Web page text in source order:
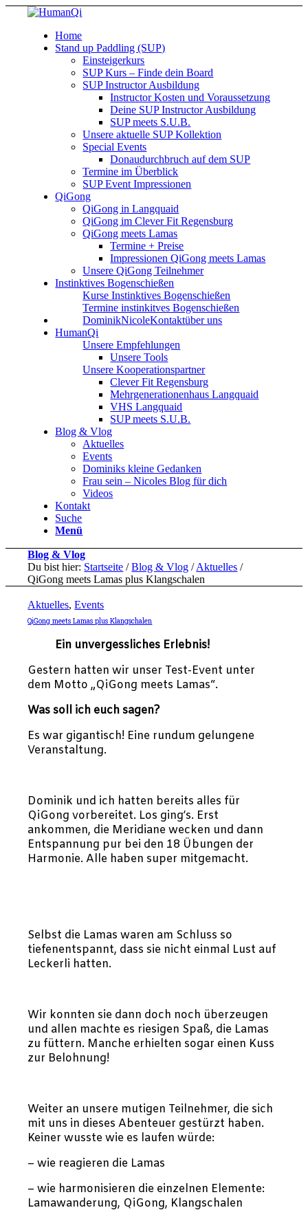
Home
Stand up Paddling (SUP)
Einsteigerkurs
SUP Kurs – Finde dein Board
SUP Instructor Ausbildung
Instructor Kosten und Voraussetzung
Deine SUP Instructor Ausbildung
SUP meets S.U.B.
Unsere aktuelle SUP Kollektion
Special Events
Donaudurchbruch auf dem SUP
Termine im Überblick
SUP Event Impressionen
QiGong
QiGong in Langquaid
QiGong im Clever Fit Regensburg
QiGong meets Lamas
Termine + Preise
Impressionen QiGong meets Lamas
Unsere QiGong Teilnehmer
Instinktives Bogenschießen
Kurse Instinktives Bogenschießen
Termine instinkitves Bogenschießen
über uns
DominikNicoleKontakt
HumanQi
Unsere Empfehlungen
Unsere Tools
Unsere Kooperationspartner
Clever Fit Regensburg
Mehrgenerationenhaus Langquaid
VHS Langquaid
SUP meets S.U.B.
Blog & Vlog
Aktuelles
Events
Dominiks kleine Gedanken
Frau sein – Nicoles Blog für dich
Videos
Kontakt
Suche
Menü
Blog & Vlog
Du bist hier: Startseite / Blog & Vlog / Aktuelles /
QiGong meets Lamas plus Klangschalen
Aktuelles,Events
QiGong meets Lamas plus Klangschalen
Ein unvergessliches Erlebnis!
Gestern hatten wir unser Test-Event unter
dem Motto „QiGong meets Lamas“.
Was soll ich euch sagen?
Es war gigantisch! Eine rundum gelungene
Veranstaltung.
Dominik und ich hatten bereits alles für
QiGong vorbereitet. Los ging’s. Erst
ankommen, die Meridiane wecken und dann
Entspannung pur bei den 18 Übungen der
Harmonie. Alle haben super mitgemacht.
Selbst die Lamas waren am Schluss so
tiefenentspannt, dass sie nicht einmal Lust auf
Leckerli hatten.
Wir konnten sie dann doch noch überzeugen
und allen machte es riesigen Spaß, die Lamas
zu füttern. Manche erhielten sogar einen Kuss
zur Belohnung!
Weiter an unsere mutigen Teilnehmer, die sich
mit uns in dieses Abenteuer gestürzt haben.
Keiner wusste wie es laufen würde:
– wie reagieren die Lamas
– wie harmonisieren die einzelnen Elemente:
Lamawanderung, QiGong, Klangschalen